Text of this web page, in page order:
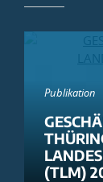
Publikation
(TLM)